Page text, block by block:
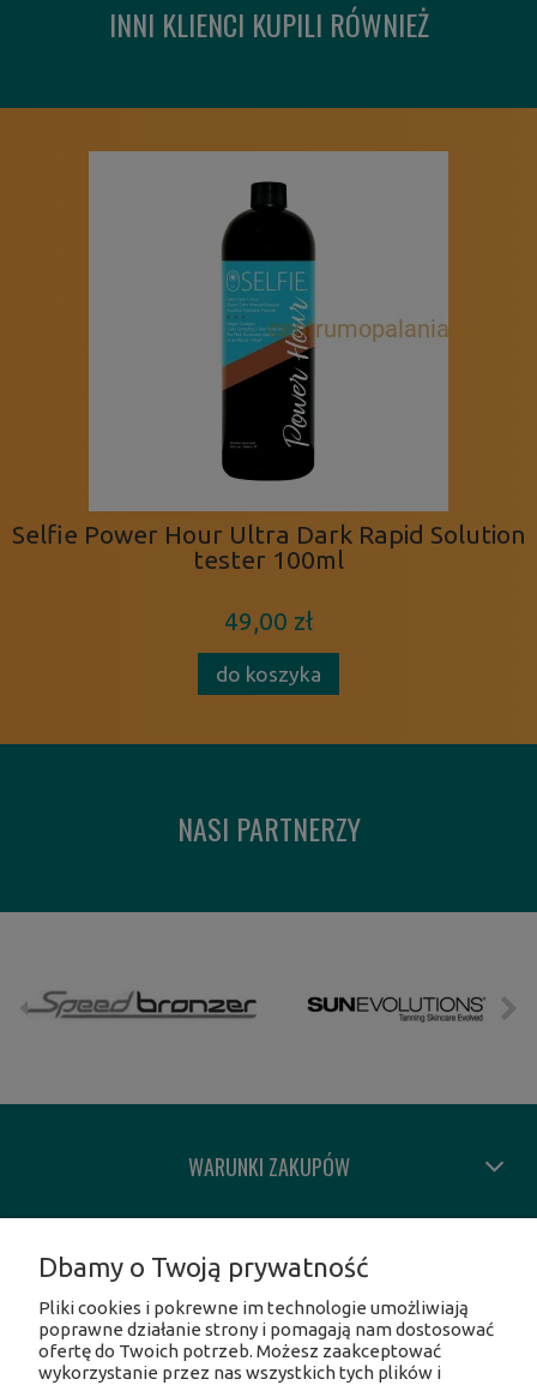
INNI KLIENCI KUPILI RÓWNIEŻ
Selfie Power Hour Ultra Dark Rapid Solution
tester 100ml
49,00 zł
do koszyka
NASI PARTNERZY
WARUNKI ZAKUPÓW
INFORMACJE O SKLEPIE
Dbamy o Twoją prywatność
Pliki cookies i pokrewne im technologie umożliwiają
poprawne działanie strony i pomagają nam dostosować
ofertę do Twoich potrzeb. Możesz zaakceptować
wykorzystanie przez nas wszystkich tych plików i